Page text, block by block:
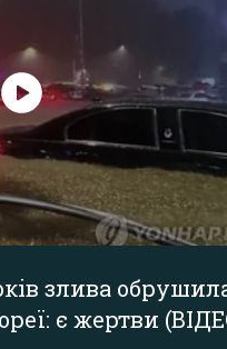
злива
є жертви